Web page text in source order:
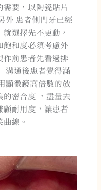
要，以陶瓷貼片
外 患者側門牙已經
選擇先不更動，
飽和度必須考慮外
作前患者先看過排
溝通後患者覺得滿
顯微鏡高倍數的放
密合度 ，盡量去
顧耐用度，讓患者
線。